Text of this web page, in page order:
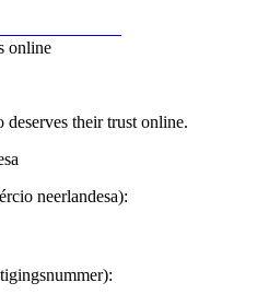
online
their trust online.
neerlandesa):
: